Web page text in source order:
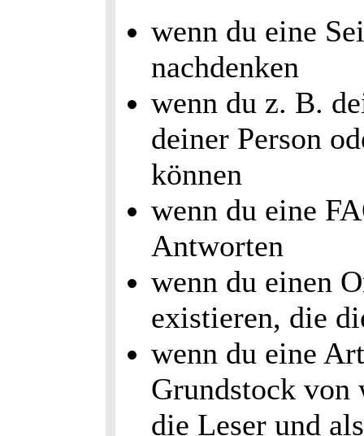
wenn du eine
nachdenken
wenn du z. B.
deiner Person
können
wenn du eine
Antworten
wenn du einen
existieren, die
wenn du eine
Grundstock
die Leser und